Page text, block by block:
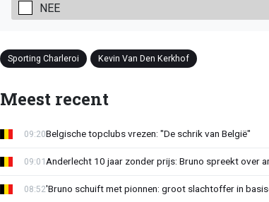
NEE
Sporting Charleroi Kevin Van Den Kerkhof
Meest recent
Belgische topclubs vrezen: "De schrik van België"
09:20
Anderlecht 10 jaar zonder prijs: Bruno spreekt over
09:01
'Bruno schuift met pionnen: groot slachtoffer in
08:52